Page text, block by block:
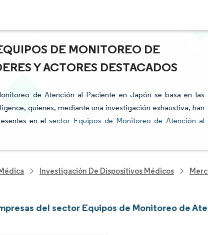
DE MONITOREO DE
Y ACTORES DESTACADOS
de Atención al Paciente en Japón se basa en las
quienes, mediante una investigación exhaustiva, han
en elsector Equipos de Monitoreo de Atención al
Investigación De Dispositivos Médicos
del sector Equipos de Monitoreo de